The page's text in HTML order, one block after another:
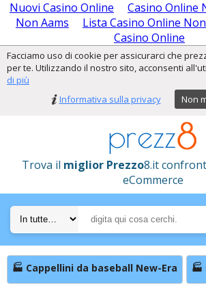
Nuovi Casino Online Casino Online
Non Aams
Lista Casino Online
Casino Online
Facciamo uso di cookie per assicurarci che
per te. Utilizzando il nostro sito, acconsenti
di più
Informativa sulla privacy
Non
Trova il miglior Prezzo8.it
eCommerce
🏭 Cappellini da baseball New-Era 🏭